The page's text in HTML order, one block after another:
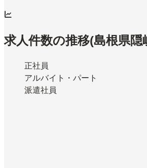
求人件数の推移(島根県隠
正社員
アルバイト・パート
派遣社員